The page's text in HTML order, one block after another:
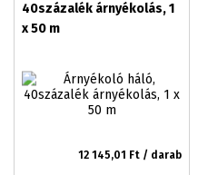
40százalék árnyékolás, 1
x 50 m
12 145,01 Ft / darab